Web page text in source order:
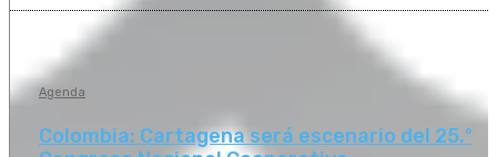
Agenda
Colombia: Cartagena será escenario del 25.º